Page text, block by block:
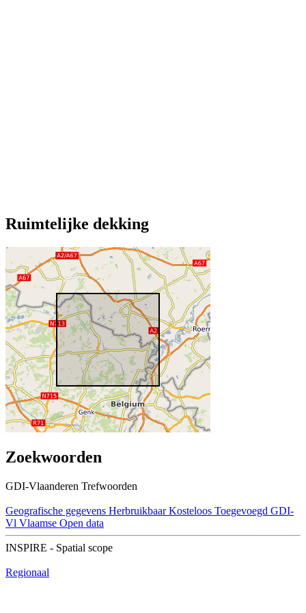
Ruimtelijke dekking
Zoekwoorden
GDI-Vlaanderen Trefwoorden
Geografische gegevens Herbruikbaar Kosteloos Toegevoegd GDI-
Vl Vlaamse Open data
INSPIRE - Spatial scope
Regionaal